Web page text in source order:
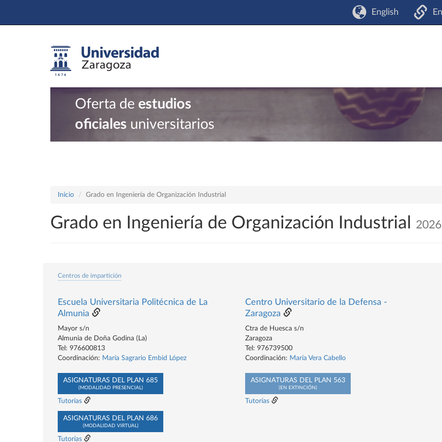
English
Oferta de estudios
oficiales universitarios
Inicio Grado en Ingeniería de Organización Industrial
Grado en Ingeniería de Organización Industrial
Centros de impartición
Escuela Universitaria Politécnica de La
Almunia
Mayor s/n
Almunia de Doña Godina (La)
Tel: 976600813
Coordinación: María Sagrario Embid López
ASIGNATURAS DEL PLAN 685
(MODALIDAD PRESENCIAL)
Tutorías
ASIGNATURAS DEL PLAN 686
(MODALIDAD VIRTUAL)
Tutorías
Centro Universitario de la Defensa -
Zaragoza
Ctra de Huesca s/n
Zaragoza
Tel: 976739500
Coordinación: María Vera Cabello
ASIGNATURAS DEL PLAN 563
(EN EXTINCIÓN)
Tutorías